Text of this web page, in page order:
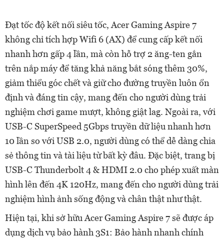
Đạt tốc độ kết nối siêu tốc, Acer Gaming Aspire 7
không chỉ tích hợp Wifi 6 (AX) để cung cấp kết nối
nhanh hơn gấp 4 lần, mà còn hỗ trợ 2 ăng-ten gắn
trên nắp máy để tăng khả năng bắt sóng thêm 30%,
giảm thiểu góc chết và giữ cho đường truyền luôn ổn
định và đáng tin cậy, mang đến cho người dùng trải
nghiệm chơi game mượt, không giật lag. Ngoài ra, với
USB-C SuperSpeed 5Gbps truyền dữ liệu nhanh hơn
10 lần so với USB 2.0, người dùng có thể dễ dàng chia
sẻ thông tin và tài liệu từ bất kỳ đâu. Đặc biệt, trang bị
USB-C Thunderbolt 4 & HDMI 2.0 cho phép xuất màn
hình lên đến 4K 120Hz, mang đến cho người dùng trải
nghiệm hình ảnh sống động và chân thật như thật.
Hiện tại, khi sở hữu Acer Gaming Aspire 7 sẽ được áp
dụng dịch vụ bảo hành 3S1: Bảo hành nhanh chính